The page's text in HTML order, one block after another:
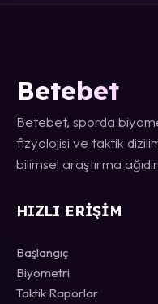
Betebet
Betebet, sporda
fizyolojisi ve taktik
bilimsel araştırma
HIZLI ERIŞIM
Başlangıç
Biyometri
Taktik Raporlar